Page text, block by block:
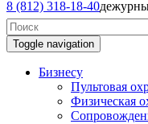
8 (812) 318-18-40
Toggle navigation
Бизнесу
Пультовая
Физическая